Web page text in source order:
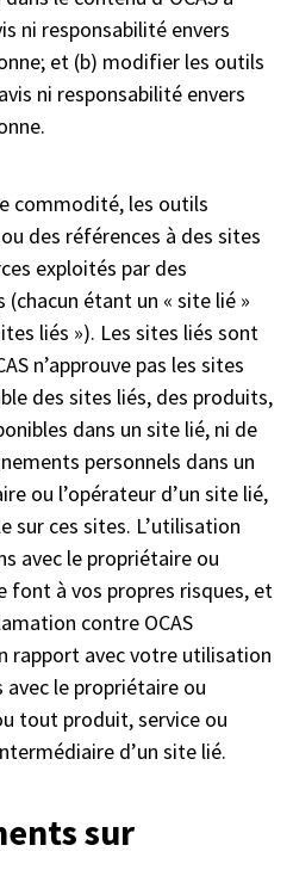
ni responsabilité envers
et (b) modifier les outils
ni responsabilité envers
commodité, les outils
des références à des sites
exploités par des
étant un « site lié »
liés »). Les sites liés sont
n’approuve pas les sites
des sites liés, des produits,
dans un site lié, ni de
personnels dans un
ou l’opérateur d’un site lié,
sur ces sites. L’utilisation
avec le propriétaire ou
font à vos propres risques, et
contre OCAS
rapport avec votre utilisation
avec le propriétaire ou
tout produit, service ou
d’un site lié.
sur